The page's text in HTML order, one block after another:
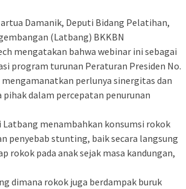
Damanik, Deputi Bidang Pelatihan,
(Latbang) BKKBN
mengatakan bahwa webinar ini sebagai
program turunan Peraturan Presiden No.
mengamanatkan perlunya sinergitas dan
dalam percepatan penurunan
menambahkan konsumsi rokok
penyebab stunting, baik secara langsung
rokok pada anak sejak masa kandungan,
dimana rokok juga berdampak buruk